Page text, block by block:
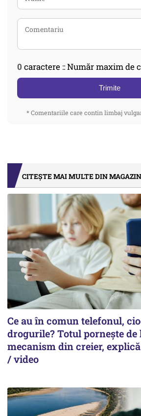
0 caractere :: Număr maxim de
Trimite
* Comentariile care contin limbaj
CITEȘTE MAI MULTE DIN MAGAZIN
Ce au în comun telefonul,
drogurile? Totul pornește
mecanism din creier,
/ video